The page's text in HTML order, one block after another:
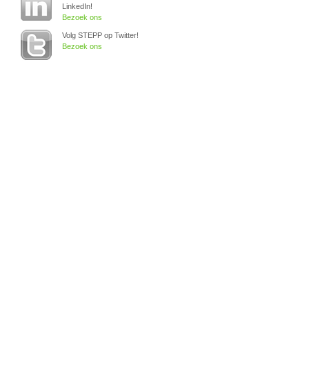
LinkedIn!
Bezoek ons
Volg STEPP op Twitter!
Bezoek ons